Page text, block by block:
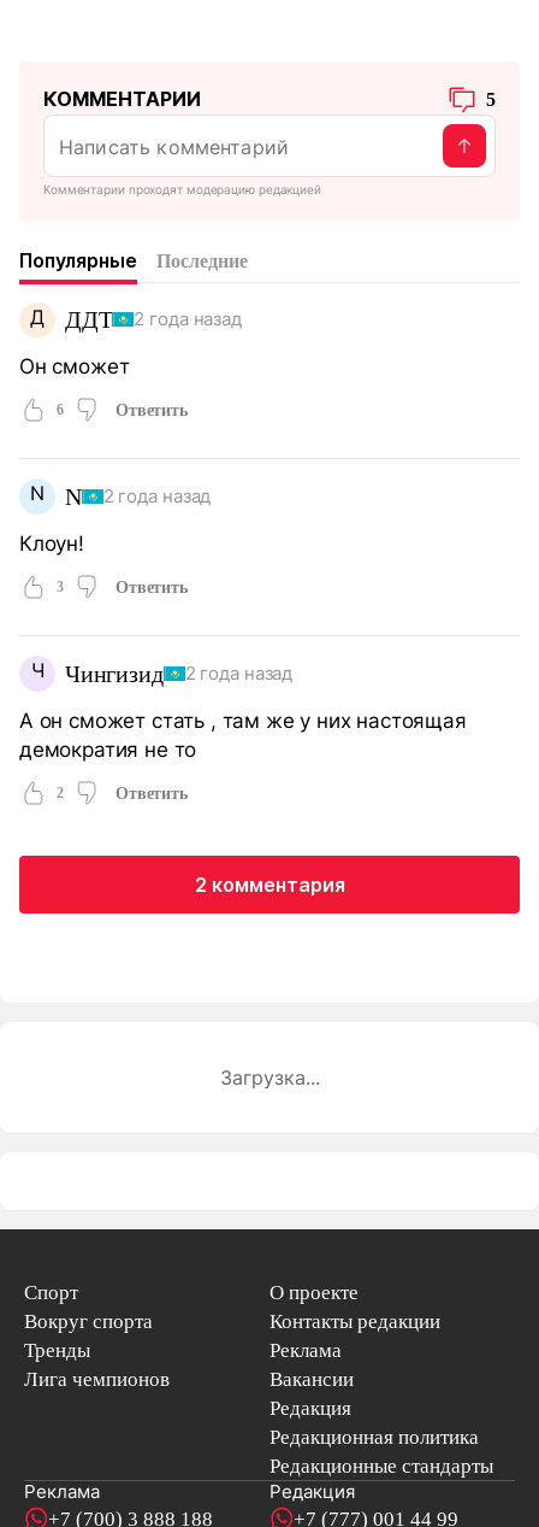
КОММЕНТАРИИ 5
Комментарии проходят модерацию редакцией
Популярные Последние
Д ДДТ 2 года назад
Он сможет
6 Ответить
N N 2 года назад
Клоун!
3 Ответить
Ч Чингизид 2 года назад
А он сможет стать , там же у них настоящая
демократия не то
2 Ответить
2 комментария
Загрузка...
Спорт
Вокруг спорта
Тренды
Лига чемпионов
О проекте
Контакты редакции
Реклама
Вакансии
Редакция
Редакционная политика
Редакционные стандарты
Реклама
+7 (700) 3 888 188
Редакция
+7 (777) 001 44 99